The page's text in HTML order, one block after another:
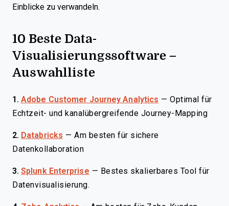
Einblicke zu verwandeln.
10 Beste Data-
Visualisierungssoftware –
Auswahlliste
1. Adobe Customer Journey Analytics —Optimal für
Echtzeit- und kanalübergreifende Journey-Mapping
2. Databricks — Am besten für sichere
Datenkollaboration
3. Splunk Enterprise — Bestes skalierbares Tool für
Datenvisualisierung.